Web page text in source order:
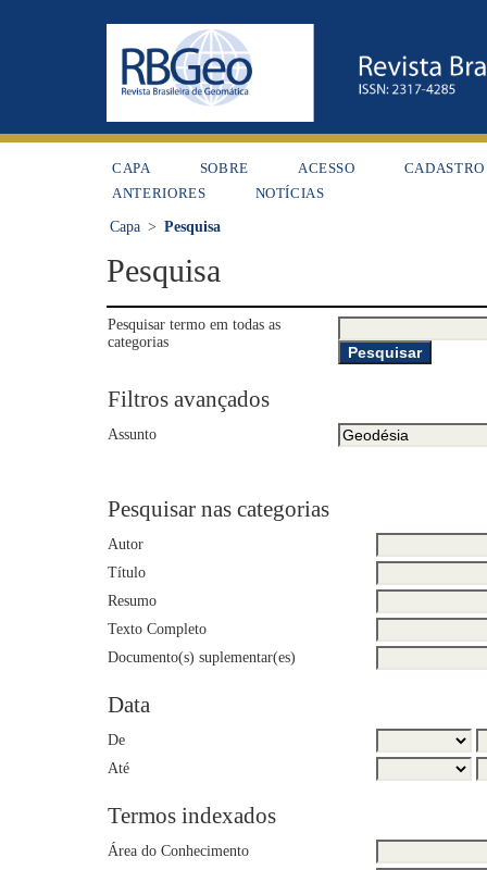
CAPA SOBRE ACESSO
CADASTRO
ANTERIORES
NOTÍCIAS
Capa > Pesquisa
Pesquisa
Pesquisar termo em todas as
categorias
Filtros avançados
Assunto
Pesquisar nas categorias
Autor
Título
Resumo
Texto Completo
Documento(s) suplementar(es)
Data
De
Até
Termos indexados
Área do Conhecimento